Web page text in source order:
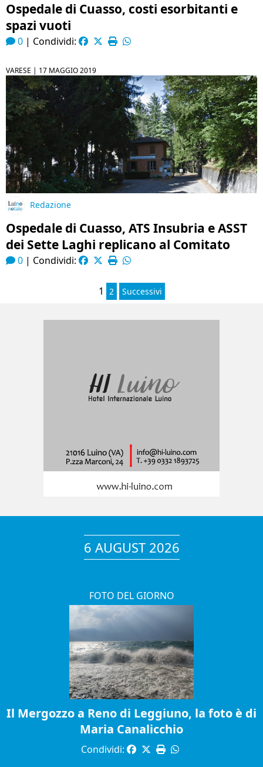
Ospedale di Cuasso, costi esorbitanti e
spazi vuoti
0 | Condividi:
VARESE | 17 MAGGIO 2019
Redazione
Ospedale di Cuasso, ATS Insubria e ASST
dei Sette Laghi replicano al Comitato
0 | Condividi:
1 2 Successivi
6 AUGUST 2026
FOTO DEL GIORNO
Il Mergozzo a Reno di Leggiuno, la foto è di
Maria Canalicchio
Condividi: